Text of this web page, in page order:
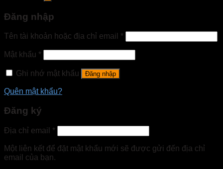
Đăng nhập
Tên tài khoản hoặc địa chỉ email *
Mật khẩu *
Ghi nhớ mật khẩu Đăng nhập
Quên mật khẩu?
Đăng ký
Địa chỉ email *
Một liên kết để đặt mật khẩu mới sẽ được gửi đến địa chỉ
email của bạn.